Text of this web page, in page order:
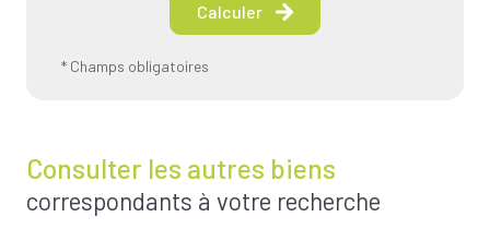
Calculer
* Champs obligatoires
Consulter les autres biens
correspondants à votre recherche